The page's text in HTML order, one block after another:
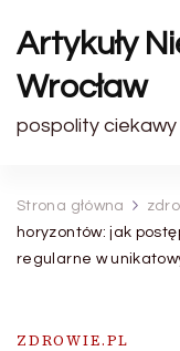
Artykuły
Wrocław
pospolity
Strona główna
horyzontów: jak
regularne w
ZDROWIE.PL